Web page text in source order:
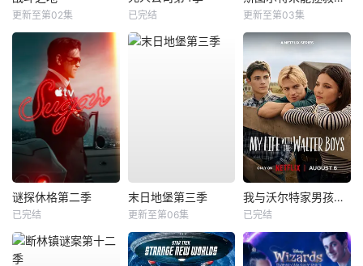
更新至第02集 已完结 更新至第03集
谜探休格第二季
已完结
末日地堡第三季
更新至第06集
我与沃尔特家男孩的生活第三季
已完结